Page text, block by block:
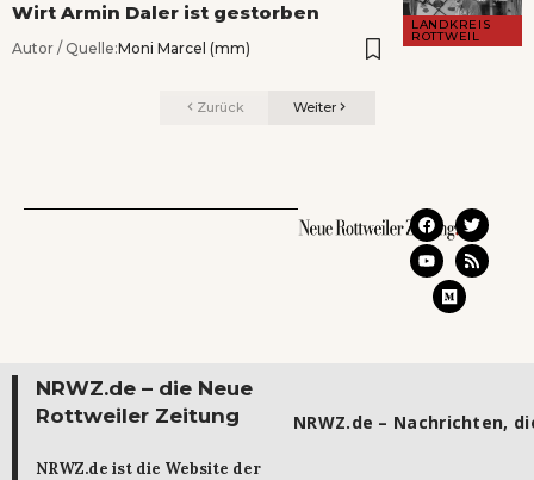
LANDKREIS
ROTTWEIL
Wirt Armin Daler ist gestorben
Autor / Quelle:Moni Marcel (mm)
Zurück Weiter
NRWZ.de – die Neue
Rottweiler Zeitung
NRWZ.de ist die Website der
NRWZ.de – Nachrichten,